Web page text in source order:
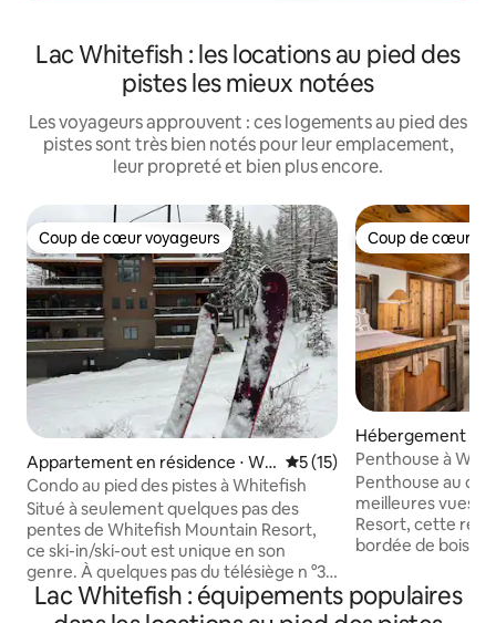
Lac Whitefish : les locations au pied des
pistes les mieux notées
Les voyageurs approuvent : ces logements au pied des
pistes sont très bien notés pour leur emplacement,
leur propreté et bien plus encore.
Coup de cœur voyageurs
Coup de cœur voyageurs
Appartement en résidence ⋅ Wh
itefish
Évaluation moyenne sur la
5 (15)
Condo au pied des pistes à Whitefish
Situé à seulement quelques pas des
pentes de Whitefish Mountain Resort,
ce ski-in/ski-out est unique en son
genre. À quelques pas du télésiège n °3
sur Big Mountain ! Vous pourrez faire du
ski et du snowboard puis vous détendre
Coup de cœur
Coup de cœur
Hébergement ⋅
Penthouse à
Out
Penthouse au
meilleures vues
Resort, cette
bordée de bois
avec vue pour le
l'alpenglow au
Lac Whitefish : équipements populaires